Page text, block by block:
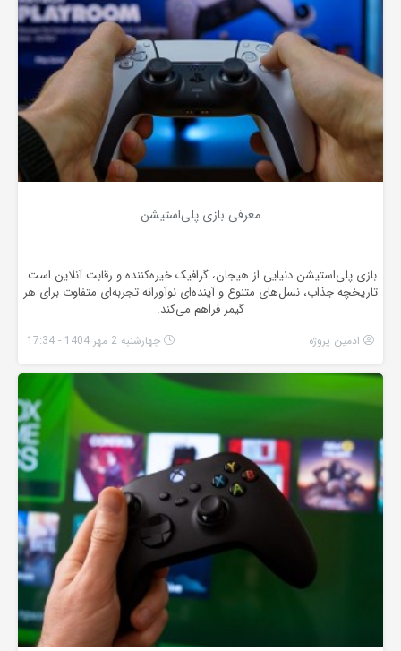
معرفی بازی پلی‌استیشن
بازی پلی‌استیشن دنیایی از هیجان، گرافیک خیره‌کننده و رقابت آنلاین است.
تاریخچه جذاب، نسل‌های متنوع و آینده‌ای نوآورانه تجربه‌ای متفاوت برای هر
گیمر فراهم می‌کند.
ادمین پروژه چهارشنبه 2 مهر 1404 - 17:34